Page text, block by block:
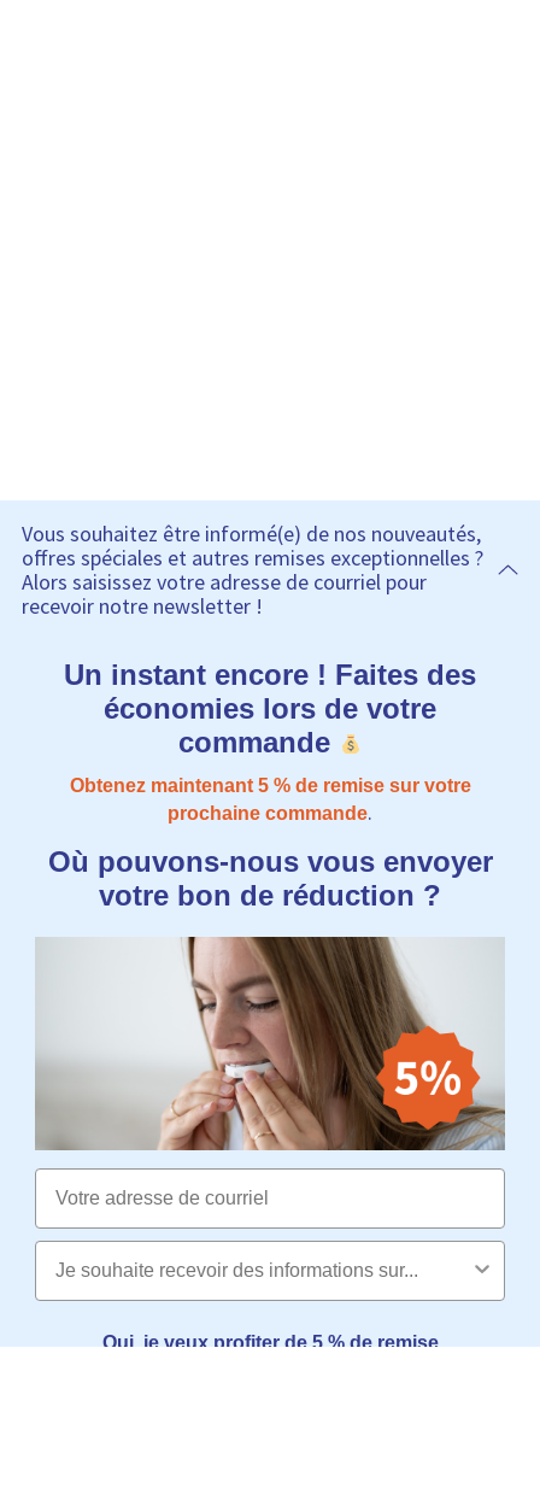
Vous souhaitez être informé(e) de nos nouveautés,
offres spéciales et autres remises exceptionnelles ?
Alors saisissez votre adresse de courriel pour
recevoir notre newsletter !
Un instant encore ! Faites des
économies lors de votre
commande
Obtenez maintenant 5​​ % de remise sur votre
prochaine commande.
Où pouvons-nous vous envoyer
votre bon de réduction ?
Email
Oui, je veux profiter de 5 % de remise